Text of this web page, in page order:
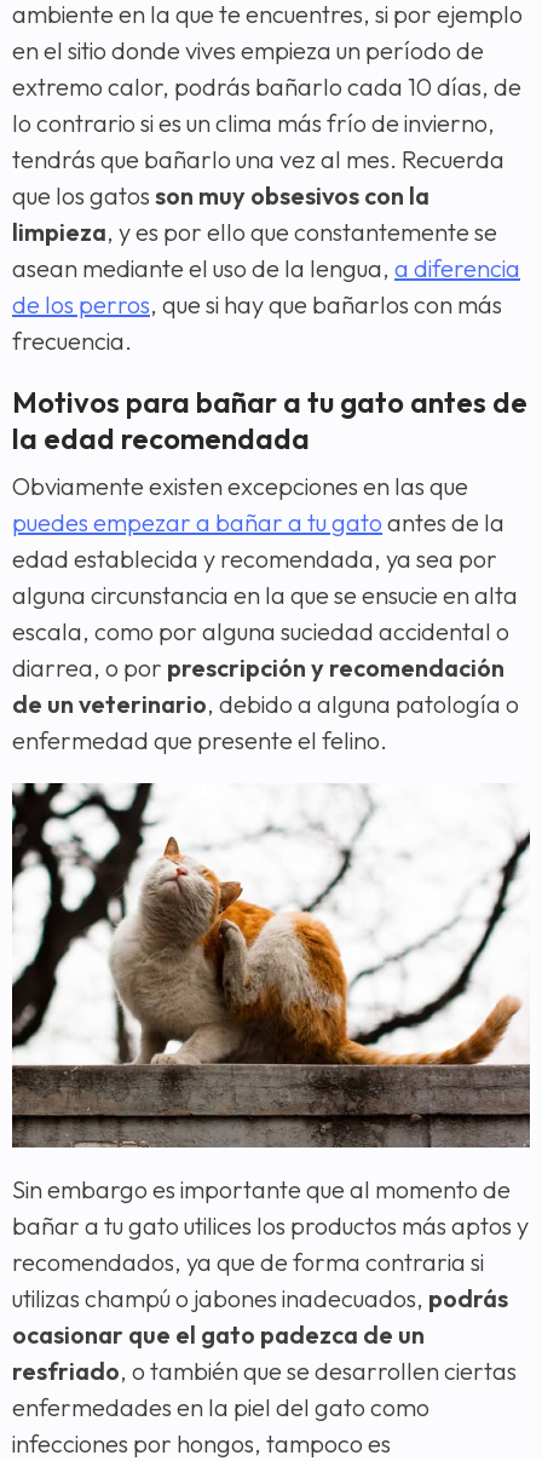
ambiente en la que te encuentres, si por ejemplo
en el sitio donde vives empieza un período de
extremo calor, podrás bañarlo cada 10 días, de
lo contrario si es un clima más frío de invierno,
tendrás que bañarlo una vez al mes. Recuerda
que los gatos son muy obsesivos con la
limpieza, y es por ello que constantemente se
asean mediante el uso de la lengua, a diferencia
de los perros, que si hay que bañarlos con más
frecuencia.
Motivos para bañar a tu gato antes de
la edad recomendada
Obviamente existen excepciones en las que
puedes empezar a bañar a tu gato antes de la
edad establecida y recomendada, ya sea por
alguna circunstancia en la que se ensucie en alta
escala, como por alguna suciedad accidental o
diarrea, o por prescripción y recomendación
de un veterinario, debido a alguna patología o
enfermedad que presente el felino.
Sin embargo es importante que al momento de
bañar a tu gato utilices los productos más aptos y
recomendados, ya que de forma contraria si
utilizas champú o jabones inadecuados, podrás
ocasionar que el gato padezca de un
resfriado, o también que se desarrollen ciertas
enfermedades en la piel del gato como
infecciones por hongos, tampoco es